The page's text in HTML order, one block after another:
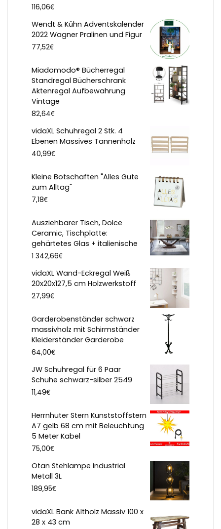
116,06€
Wendt & Kühn Adventskalender
2022 Wagner Pralinen und Figur
77,52€
Miadomodo® Bücherregal
Standregal Bücherschrank
Aktenregal Aufbewahrung
Vintage
82,64€
vidaXL Schuhregal 2 Stk. 4
Ebenen Massives Tannenholz
40,99€
Kleine Botschaften "Alles Gute
zum Alltag"
7,18€
Ausziehbarer Tisch, Dolce
Ceramic, Tischplatte:
gehärtetes Glas + italienische
1 342,66€
vidaXL Wand-Eckregal Weiß
20x20x127,5 cm Holzwerkstoff
27,99€
Garderobenständer schwarz
massivholz mit Schirmständer
Kleiderständer Garderobe
64,00€
JW Schuhregal für 6 Paar
Schuhe schwarz-silber 2549
11,49€
Herrnhuter Stern Kunststoffstern
A7 gelb 68 cm mit Beleuchtung
5 Meter Kabel
75,00€
Otan Stehlampe Industrial
Metall 3L
189,95€
vidaXL Bank Altholz Massiv 100 x
28 x 43 cm